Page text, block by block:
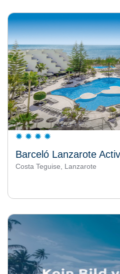
Barceló Lanzarote
Costa Teguise, Lanzarote